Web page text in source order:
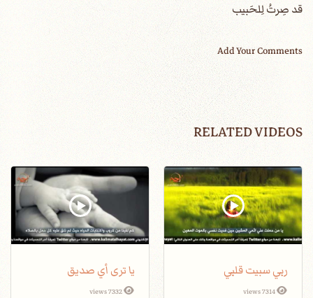
قد صِرتُ لِلحَبيب
Add Your Comments
RELATED VIDEOS
ربي سبيت قلبي
7314 views
يا ترى أي صديق
7332 views